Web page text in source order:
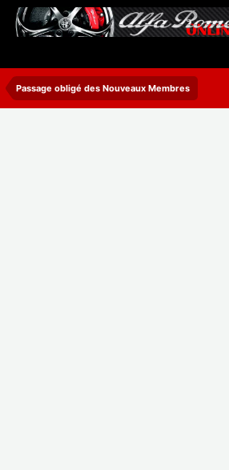
Passage obligé des Nouveaux Membres